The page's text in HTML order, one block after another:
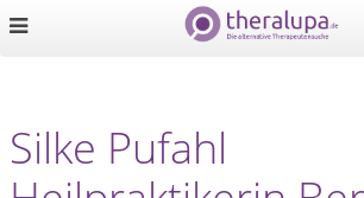
Silke Pufahl